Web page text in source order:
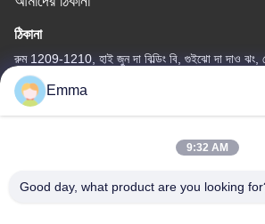
ঠিকানা
রুম 1209-1210, হাই জুন দা বিল্ডিং বি, গুইঝো দা দাও ঝং,
গুয়াংডং, চীন
টেল
Emma
9:32 AM
Good day, what product are you looking